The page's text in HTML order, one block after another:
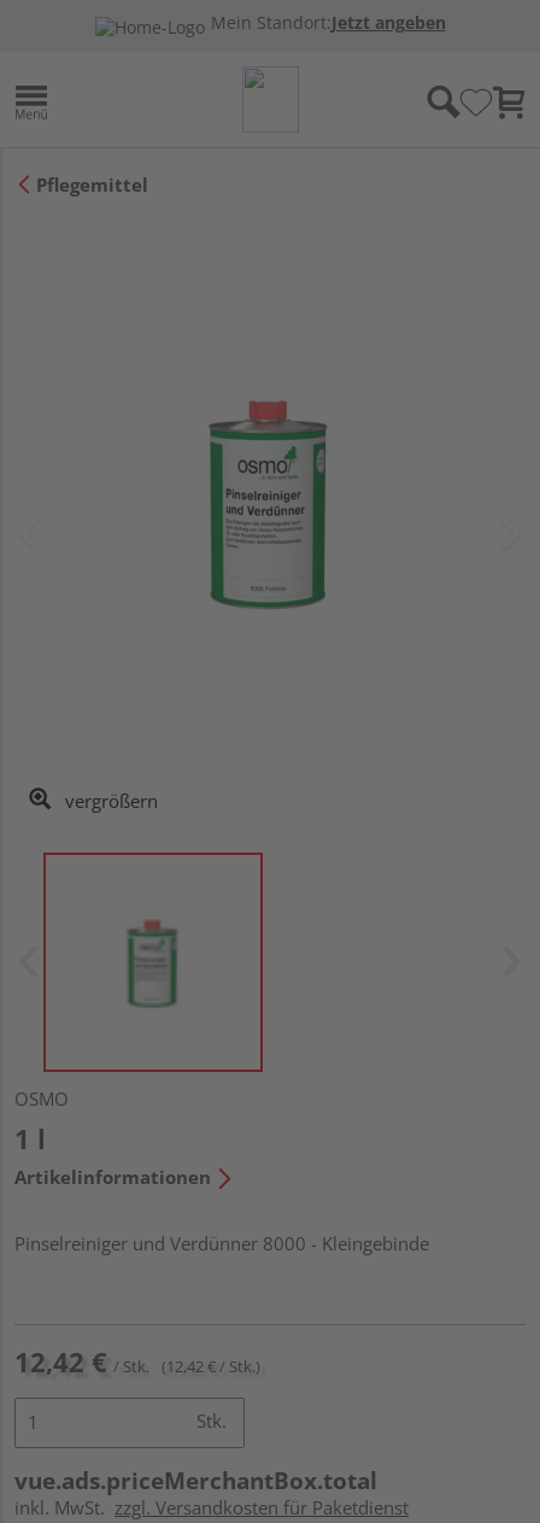
Mein Standort:Jetzt angeben
Pflegemittel
vergrößern
OSMO
1 l
Artikelinformationen
Pinselreiniger und Verdünner 8000 - Kleingebinde
12,42 € / Stk. (12,42 € / Stk.)
Stk.
vue.ads.priceMerchantBox.total
inkl. MwSt. zzgl. Versandkosten für Paketdienst